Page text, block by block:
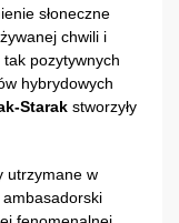
słoneczne
chwili i
pozytywnych
hybrydowych
Starak stworzyły
utrzymane w